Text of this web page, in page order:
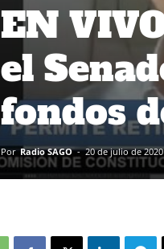
EN
el
fondos
Por Radio SAGO - 20 de julio de 2020